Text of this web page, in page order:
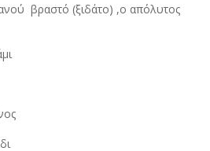
βραστό (ξιδάτο) ,ο απόλυτος